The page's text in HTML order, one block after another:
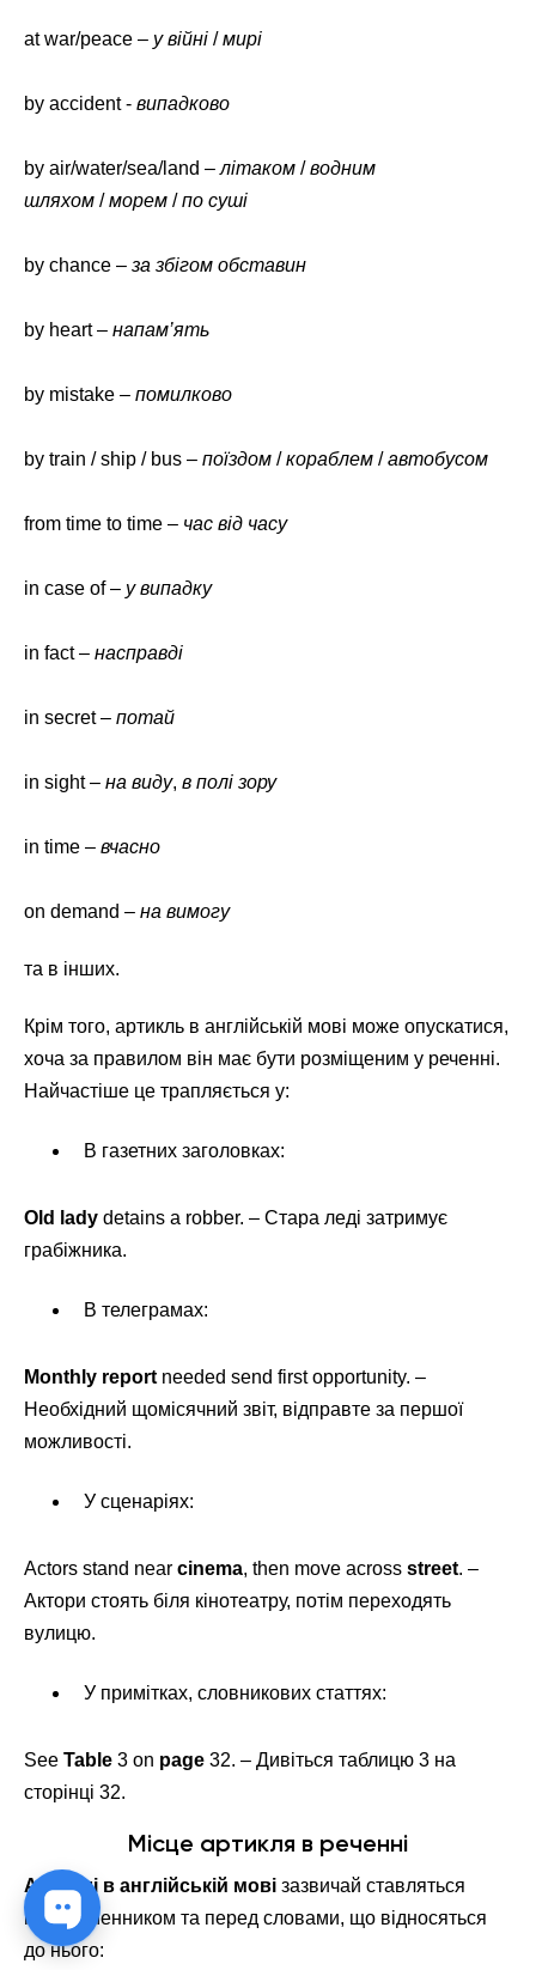
at war/peace – у війні /мирі
by accident - випадково
by air/water/sea/land – літаком /водним
шляхом /морем /по суші
by chance – за збігом обставин
by heart – напам’ять
by mistake – помилково
by train / ship / bus – поїздом /кораблем /автобусом
from time to time – час від часу
in case of – у випадку
in fact – насправді
in secret – потай
in sight – на виду, в полі зору
in time – вчасно
on demand – на вимогу
та в інших.
Крім того, артикль в англійській мові може опускатися,
хоча за правилом він має бути розміщеним у реченні.
Найчастіше це трапляється у:
В газетних заголовках:
Old lady detains a robber. – Стара леді затримує
грабіжника.
В телеграмах:
Monthly report needed send first opportunity. –
Необхідний щомісячний звіт, відправте за першої
можливості.
У сценаріях:
Actors stand near cinema, then move across street. –
Актори стоять біля кінотеатру, потім переходять
вулицю.
У примітках, словникових статтях:
See Table 3 on page 32. – Дивіться таблицю 3 на
сторінці 32.
Місце артикля в реченні
Артиклі в англійській мові зазвичай ставляться
перед іменником та перед словами, що відносяться
до нього: